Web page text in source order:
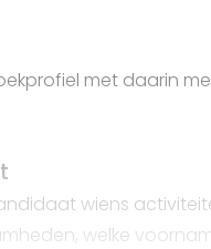
met daarin
wiens
welke